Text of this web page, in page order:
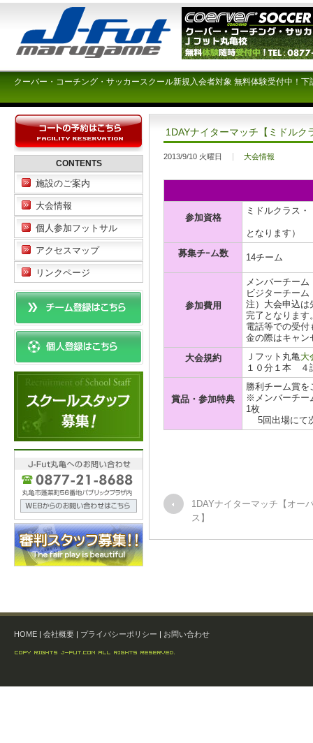
クーバー・コーチング・サッカースクール新規入会者対象 無料体験受付中！
1DAYナイターマッチ【ミドルク
2013/9/10 火曜日 大会情報
参加資格
ミドルクラス
となります）
募集チｰム数
14チーム
参加費用
メンバーチー
ビジターチー
注）大会申込は
完了となります
電話等での受
金の際はキャン
大会規約
Ｊフット丸亀 大
１０分１本 ４
賞品・参加特典
勝利チーム賞
※メンバーチー
1枚
5回出場にて
1DAYナイターマッチ【オー
ス】
CONTENTS
施設のご案内
大会情報
個人参加フットサル
アクセスマップ
リンクページ
HOME | 会社概要 | プライバシーポリシー | お問い合わせ